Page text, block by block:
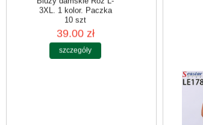
Bluzy damskie Roz L-
3XL. 1 kolor. Paczka